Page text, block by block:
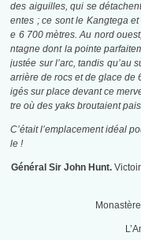
des aiguilles, qui se
entes ; ce sont le Kangtega
e 6 700 mètres. Au nord
ntagne dont la pointe
justée sur l’arc, tandis qu’au
arrière de rocs et de glace de
igés sur place devant ce
tre où des yaks broutaient
C’était l’emplacement idéal
le !
Général Sir John Hunt.